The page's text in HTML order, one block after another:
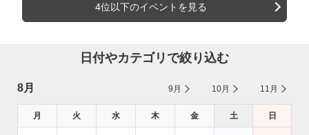
4位以下のイベントを見る
日付やカテゴリで絞り込む
8月 9月 10月 11月
月 火 水 木 金 土 日